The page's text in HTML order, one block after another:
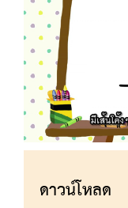
ดาวน์โหลด